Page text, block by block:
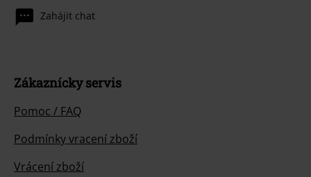
Zahájit chat
Zákaznícky servis
Pomoc / FAQ
Podmínky vracení zboží
Vrácení zboží